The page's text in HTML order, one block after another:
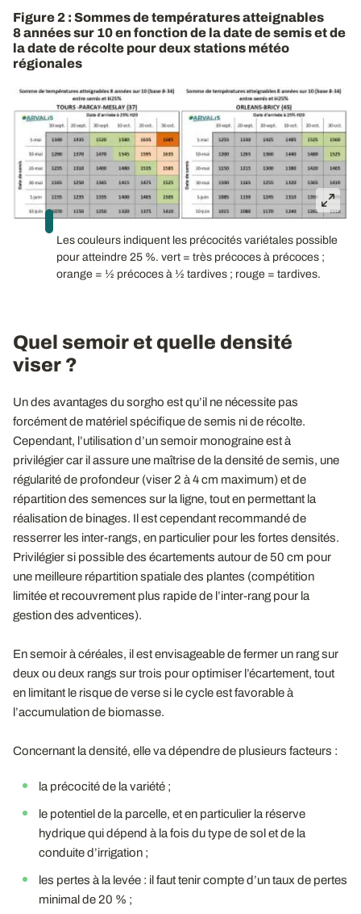
Figure 2 : Sommes de températures atteignables
8 années sur 10 en fonction de la date de semis et de
la date de récolte pour deux stations météo
régionales
Les couleurs indiquent les précocités variétales possible
pour atteindre 25 %. vert = très précoces à précoces ;
orange = ½ précoces à ½ tardives ; rouge = tardives.
Quel semoir et quelle densité
viser ?
Un des avantages du sorgho est qu’il ne nécessite pas
forcément de matériel spécifique de semis ni de récolte.
Cependant, l’utilisation d’un semoir monograine est à
privilégier car il assure une maîtrise de la densité de semis, une
régularité de profondeur (viser 2 à 4 cm maximum) et de
répartition des semences sur la ligne, tout en permettant la
réalisation de binages. Il est cependant recommandé de
resserrer les inter-rangs, en particulier pour les fortes densités.
Privilégier si possible des écartements autour de 50 cm pour
une meilleure répartition spatiale des plantes (compétition
limitée et recouvrement plus rapide de l’inter-rang pour la
gestion des adventices).
En semoir à céréales, il est envisageable de fermer un rang sur
deux ou deux rangs sur trois pour optimiser l’écartement, tout
en limitant le risque de verse si le cycle est favorable à
l’accumulation de biomasse.
Concernant la densité, elle va dépendre de plusieurs facteurs :
la précocité de la variété ;
le potentiel de la parcelle, et en particulier la réserve
hydrique qui dépend à la fois du type de sol et de la
conduite d’irrigation ;
les pertes à la levée : il faut tenir compte d’un taux de pertes
minimal de 20 % ;